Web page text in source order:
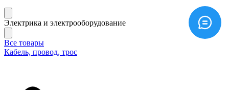
Электрика и электрооборудование
Все товары
Кабель, провод, трос